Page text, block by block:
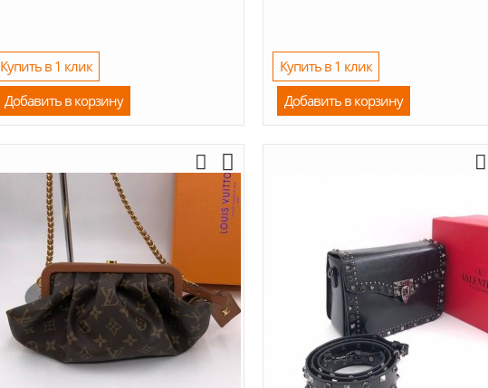
Купить в 1 клик
Добавить в корзину
Купить в 1 клик
Добавить в корзину